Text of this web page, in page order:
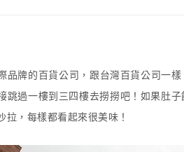
品牌的百貨公司，跟台灣百貨公司一
跳過一樓到三四樓去撈撈吧！如果肚
拉，每樣都看起來很美味！